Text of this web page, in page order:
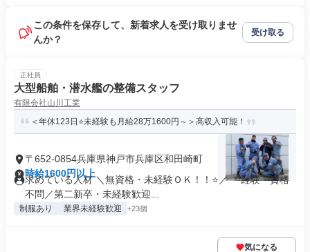
この条件を保存して、新着求人を受け取りませ
んか？
受け取る
正社員
大型船舶・潜水艦の整備スタッフ
有限会社山川工業
＜年休123日⭐未経験も月給28万1600円～＞高収入可能！
〒652-0854兵庫県神戸市兵庫区和田崎町
時給1600円以上
求めている人材 ＼無資格・未経験ＯＫ！！⭐／ ＊経験・資格
不問／第二新卒・未経験歓迎...
制服あり 業界未経験歓迎 +23個
気になる